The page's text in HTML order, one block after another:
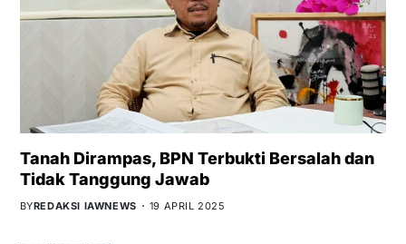
Tanah Dirampas, BPN Terbukti Bersalah dan
Tidak Tanggung Jawab
BYREDAKSI IAWNEWS 19 APRIL 2025